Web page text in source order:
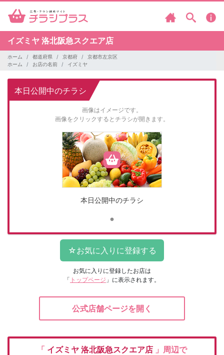
イズミヤ 洛北阪急スクエア店
ホーム 都道府県 京都府
京都市左京区
ホーム
お店の名前 イズミヤ
本日公開中のチラシ
画像はイメージです。
画像をクリックするとチラシが開きます。
本日公開中のチラシ
お気に入りに登録したお店は
「 トップページ 」に表示されます。
公式店舗ページを開く
「 イズミヤ 洛北阪急スクエア店 」周辺で